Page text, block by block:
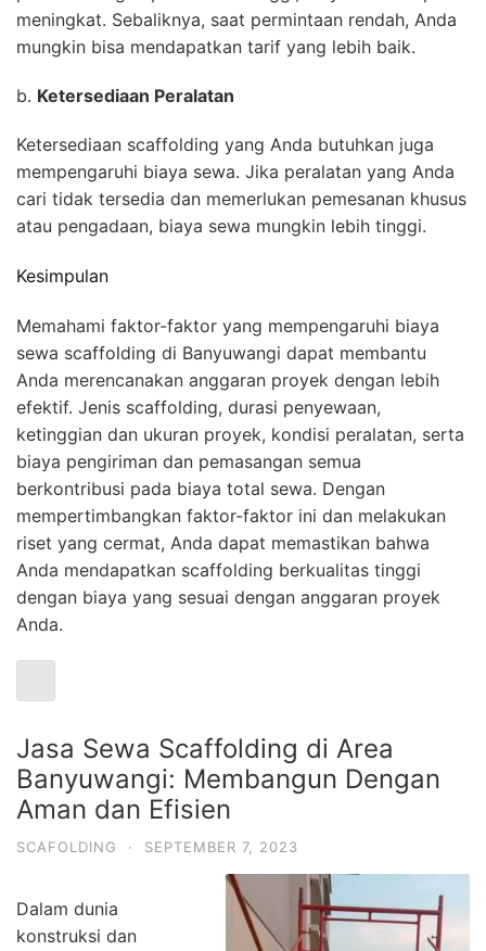
meningkat. Sebaliknya, saat permintaan rendah, Anda
mungkin bisa mendapatkan tarif yang lebih baik.
b. Ketersediaan Peralatan
Ketersediaan scaffolding yang Anda butuhkan juga
mempengaruhi biaya sewa. Jika peralatan yang Anda
cari tidak tersedia dan memerlukan pemesanan khusus
atau pengadaan, biaya sewa mungkin lebih tinggi.
Kesimpulan
Memahami faktor-faktor yang mempengaruhi biaya
sewa scaffolding di Banyuwangi dapat membantu
Anda merencanakan anggaran proyek dengan lebih
efektif. Jenis scaffolding, durasi penyewaan,
ketinggian dan ukuran proyek, kondisi peralatan, serta
biaya pengiriman dan pemasangan semua
berkontribusi pada biaya total sewa. Dengan
mempertimbangkan faktor-faktor ini dan melakukan
riset yang cermat, Anda dapat memastikan bahwa
Anda mendapatkan scaffolding berkualitas tinggi
dengan biaya yang sesuai dengan anggaran proyek
Anda.
Jasa Sewa Scaffolding di Area
Banyuwangi: Membangun Dengan
Aman dan Efisien
SCAFOLDING · SEPTEMBER 7, 2023
Dalam dunia
konstruksi dan